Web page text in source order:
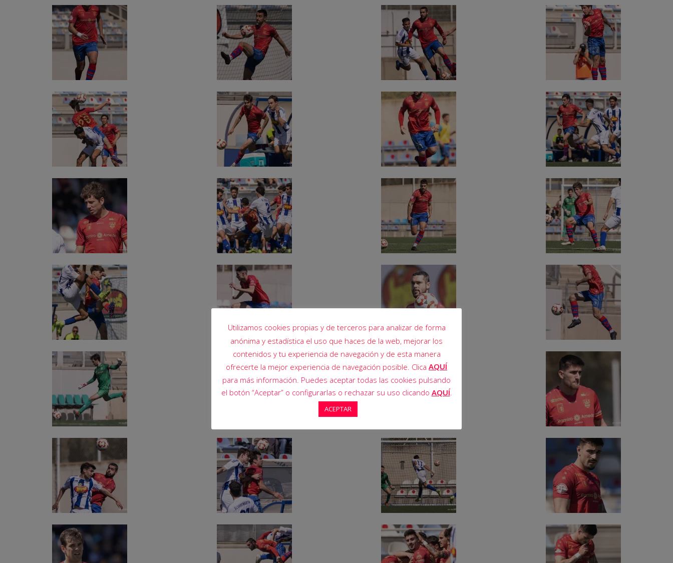
Utilizamos cookies propias y de terceros para analizar de forma
anónima y estadística el uso que haces de la web, mejorar los
contenidos y tu experiencia de navegación y de esta manera
ofrecerte la mejor experiencia de navegación posible. Clica AQUÍ
para más información. Puedes aceptar todas las cookies pulsando
el botón “Aceptar” o configurarlas o rechazar su uso clicando AQUÍ.
ACEPTAR